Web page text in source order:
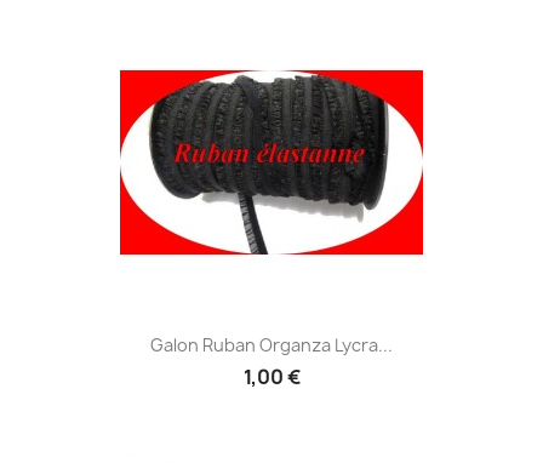
Galon Ruban Organza Lycra...
1,00 €